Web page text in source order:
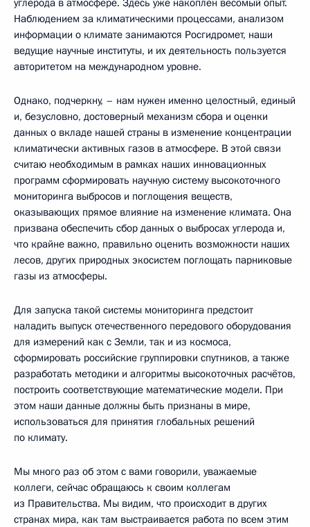
Наблюдением за климатическими процессами, анализом
информации о климате занимаются Росгидромет, наши
ведущие научные институты, и их деятельность пользуется
авторитетом на международном уровне.
Однако, подчеркну, – нам нужен именно целостный, единый
и, безусловно, достоверный механизм сбора и оценки
данных о вкладе нашей страны в изменение концентрации
климатически активных газов в атмосфере. В этой связи
считаю необходимым в рамках наших инновационных
программ сформировать научную систему высокоточного
мониторинга выбросов и поглощения веществ,
оказывающих прямое влияние на изменение климата. Она
призвана обеспечить сбор данных о выбросах углерода и,
что крайне важно, правильно оценить возможности наших
лесов, других природных экосистем поглощать парниковые
газы из атмосферы.
Для запуска такой системы мониторинга предстоит
наладить выпуск отечественного передового оборудования
для измерений как с Земли, так и из космоса,
сформировать российские группировки спутников, а также
разработать методики и алгоритмы высокоточных расчётов,
построить соответствующие математические модели. При
этом наши данные должны быть признаны в мире,
использоваться для принятия глобальных решений
по климату.
Мы много раз об этом с вами говорили, уважаемые
коллеги, сейчас обращаюсь к своим коллегам
из Правительства. Мы видим, что происходит в других
странах мира, как там выстраивается работа по всем этим